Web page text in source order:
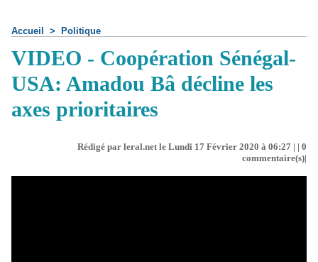
Accueil > Politique
VIDEO - Coopération Sénégal-
USA: Amadou Bâ décline les
axes prioritaires
Rédigé par leral.net le Lundi 17 Février 2020 à 06:27 | | 0
commentaire(s)|